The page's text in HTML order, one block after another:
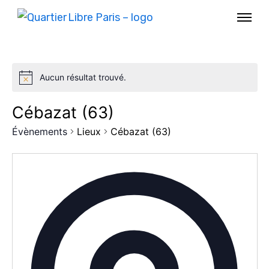
Aucun résultat trouvé.
Cébazat (63)
Évènements Lieux Cébazat (63)